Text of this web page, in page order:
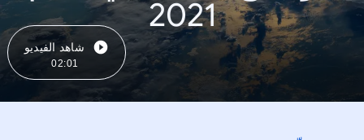
2021
شاهد الفيديو
02:01